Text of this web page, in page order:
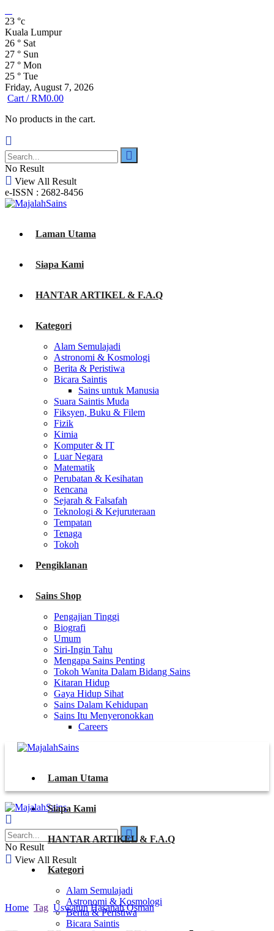
23 °c
Kuala Lumpur
26 ° Sat
27 ° Sun
27 ° Mon
25 ° Tue
Friday, August 7, 2026
Cart /RM0.00
No products in the cart.
No Result
View All Result
e-ISSN : 2682-8456
Laman Utama
Siapa Kami
HANTAR ARTIKEL & F.A.Q
Kategori
Alam Semulajadi
Astronomi & Kosmologi
Berita & Peristiwa
Bicara Saintis
Sains untuk Manusia
Suara Saintis Muda
Fiksyen, Buku & Filem
Fizik
Kimia
Komputer & IT
Luar Negara
Matematik
Perubatan & Kesihatan
Rencana
Sejarah & Falsafah
Teknologi & Kejuruteraan
Tempatan
Tenaga
Tokoh
Pengiklanan
Sains Shop
Pengajian Tinggi
Biografi
Umum
Siri-Ingin Tahu
Mengapa Sains Penting
Tokoh Wanita Dalam Bidang Sains
Kitaran Hidup
Gaya Hidup Sihat
Sains Dalam Kehidupan
Sains Itu Menyeronokkan
Careers
Laman Utama
Siapa Kami
HANTAR ARTIKEL & F.A.Q
Kategori
Alam Semulajadi
Astronomi & Kosmologi
Berita & Peristiwa
Bicara Saintis
No Result
View All Result
Home Tag Uswatun Hasanah Osman